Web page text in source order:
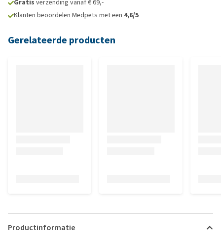
Gratis verzending vanaf € 69,-
Klanten beoordelen Medpets met een 4,6/5
Gerelateerde producten
Productinformatie